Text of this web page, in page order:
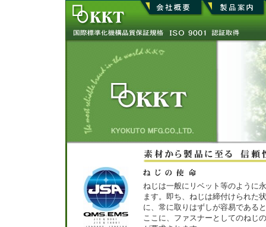
ねじは一般にリベット等のように
ます。即ち、ねじは締付けられた
に、常に取りはずしが容易である
ここに、ファスナーとしてのねじ